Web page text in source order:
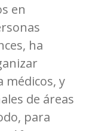
en
ha
médicos, y
de áreas
para